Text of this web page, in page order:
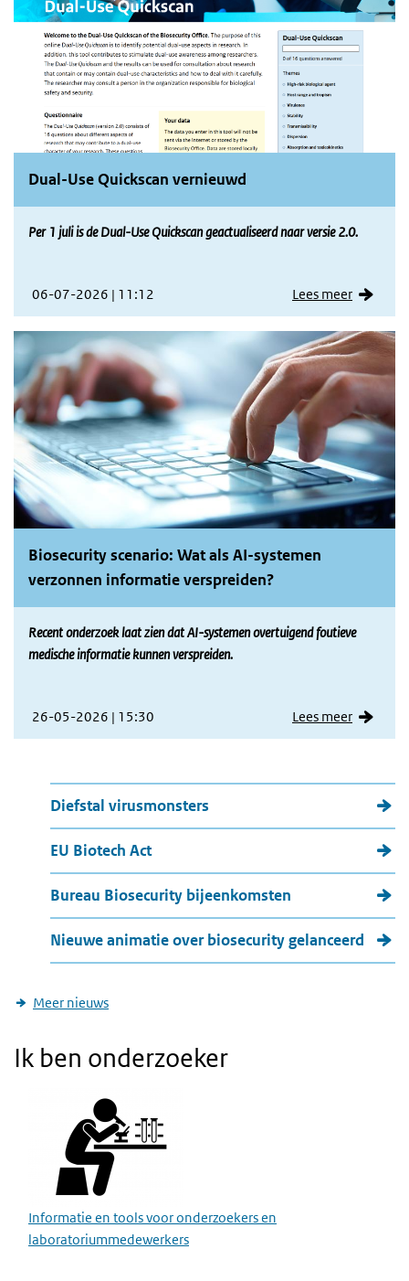
Dual-Use Quickscan vernieuwd
Per 1 juli is de Dual-Use Quickscan geactualiseerd naar versie 2.0.
06-07-2026 | 11:12 Lees meer
Biosecurity scenario: Wat als AI-systemen
verzonnen informatie verspreiden?
Recent onderzoek laat zien dat AI-systemen overtuigend foutieve
medische informatie kunnen verspreiden.
26-05-2026 | 15:30 Lees meer
Meer nieuws
Diefstal virusmonsters
EU Biotech Act
Bureau Biosecurity bijeenkomsten
Nieuwe animatie over biosecurity gelanceerd
Meer nieuws
Ik ben onderzoeker
Informatie en tools voor onderzoekers en
laboratoriummedewerkers